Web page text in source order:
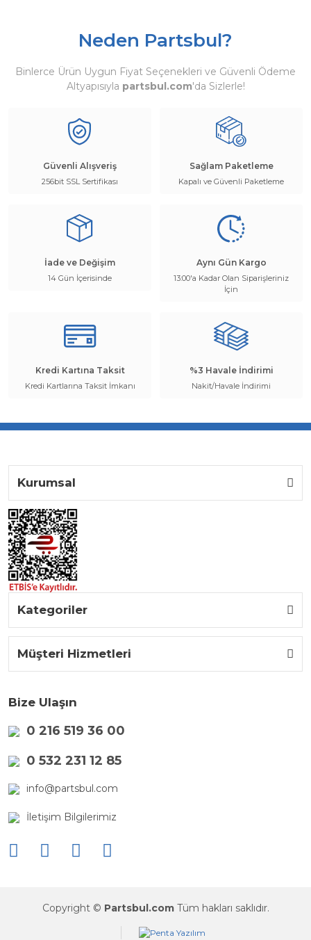
Neden Partsbul?
Binlerce Ürün Uygun Fiyat Seçenekleri ve Güvenli Ödeme
Altyapısıyla partsbul.com'da Sizlerle!
Güvenli Alışveriş
256bit SSL Sertifikası
Sağlam Paketleme
Kapalı ve Güvenli Paketleme
İade ve Değişim
14 Gün İçerisinde
Aynı Gün Kargo
13:00'a Kadar Olan Siparişleriniz
İçin
Kredi Kartına Taksit
Kredi Kartlarına Taksit İmkanı
%3 Havale İndirimi
Nakit/Havale İndirimi
Kurumsal
Kategoriler
Müşteri Hizmetleri
Bize Ulaşın
0 216 519 36 00
0 532 231 12 85
info@partsbul.com
İletişim Bilgilerimiz
Copyright © Partsbul.com Tüm hakları saklıdır.